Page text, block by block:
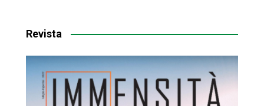
Revista